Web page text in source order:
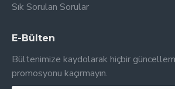
Sık Sorulan Sorular
E-Bülten
Bültenimize kaydolarak hiçbir
promosyonu kaçırmayın.